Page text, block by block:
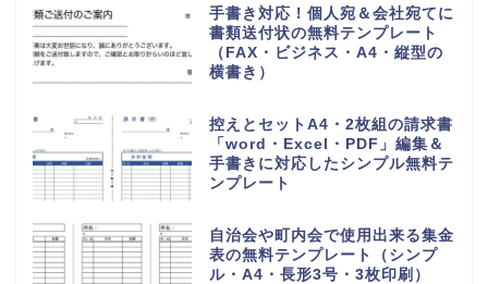
手書き対応！個人宛＆会社宛てに
書類送付状の無料テンプレート
（FAX・ビジネス・A4・縦型の
横書き）
控えとセットA4・2枚組の請求書
「word・Excel・PDF」編集＆
手書きに対応したシンプル無料テ
ンプレート
自治会や町内会で使用出来る集金
表の無料テンプレート（シンプ
ル・A4・長形3号・3枚印刷）